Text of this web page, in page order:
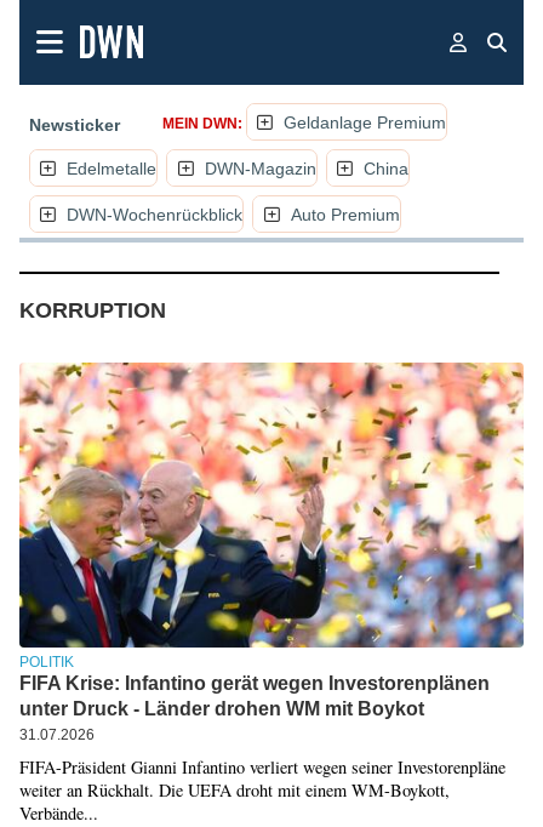
Newsticker MEIN DWN: Geldanlage Premium
Edelmetalle DWN-Magazin China
DWN-Wochenrückblick Auto Premium
KORRUPTION(NACHRICHTEN, ARTIKEL,
POLITIK
FIFA Krise: Infantino gerät wegen Investorenplänen
unter Druck - Länder drohen WM mit Boykot
31.07.2026
FIFA-Präsident Gianni Infantino verliert wegen seiner Investorenpläne
weiter an Rückhalt. Die UEFA droht mit einem WM-Boykott,
Verbände...